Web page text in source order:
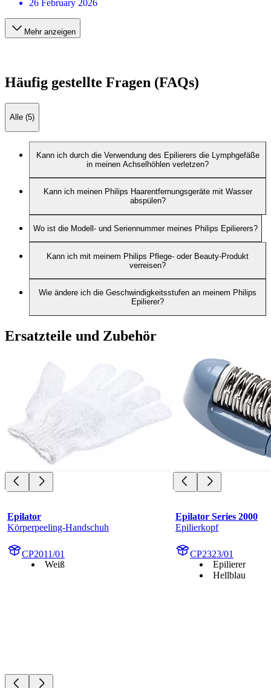
26 February 2026
Mehr anzeigen
Häufig gestellte Fragen (FAQs)
Alle (5)
Kann ich durch die Verwendung des Epilierers die Lymphgefäße
in meinen Achselhöhlen verletzen?
Kann ich meinen Philips Haarentfernungsgeräte mit Wasser
abspülen?
Wo ist die Modell- und Seriennummer meines Philips Epilierers?
Kann ich mit meinem Philips Pflege- oder Beauty-Produkt
verreisen?
Wie ändere ich die Geschwindigkeitsstufen an meinem Philips
Epilierer?
Ersatzteile und Zubehör
Epilator
Körperpeeling-Handschuh
CP2011/01
Weiß
Epilator Series 2000
Epilierkopf
CP2323/01
Epilierer
Hellblau